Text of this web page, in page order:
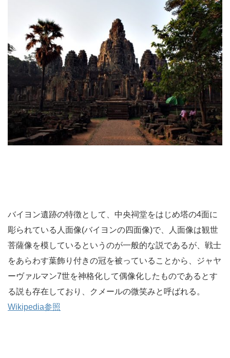
バイヨン遺跡の特徴として、中央祠堂をはじめ塔の4面に
彫られている人面像(バイヨンの四面像)で、人面像は観世
菩薩像を模しているというのが一般的な説であるが、戦士
をあらわす葉飾り付きの冠を被っていることから、ジャヤ
ーヴァルマン7世を神格化して偶像化したものであるとす
る説も存在しており、クメールの微笑みと呼ばれる。
Wikipedia参照